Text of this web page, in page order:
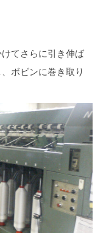
てさらに引き伸ば
ボビンに巻き取り